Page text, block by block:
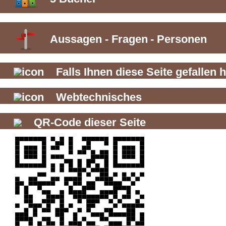
Aussagen - Fragen - Personen
Falls Ihnen diese Seite gefallen
Webtechnisches
QR-Code dieser Seite